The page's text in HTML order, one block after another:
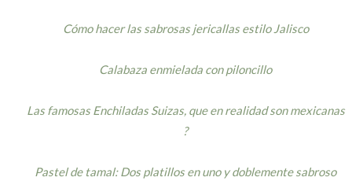
Cómo hacer las sabrosas jericallas estilo Jalisco
Calabaza enmielada con piloncillo
Las famosas Enchiladas Suizas, que en realidad son mexicanas
?
Pastel de tamal: Dos platillos en uno y doblemente sabroso